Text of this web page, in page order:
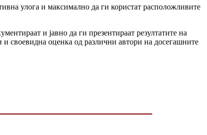
улога и максимално да ги користат расположливите
и јавно да ги презентираат резултатите на
своевидна оценка од различни автори на досегашните